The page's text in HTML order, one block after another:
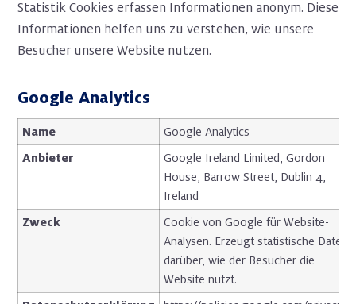
Statistik Cookies erfassen Informationen anonym. Diese
Informationen helfen uns zu verstehen, wie unsere
Besucher unsere Website nutzen.
Google Analytics
Name Google Analytics
Anbieter
Google Ireland Limited, Gordon
House, Barrow Street, Dublin 4,
Ireland
Zweck
Cookie von Google für Website-
Analysen. Erzeugt statistische Daten
darüber, wie der Besucher die
Website nutzt.